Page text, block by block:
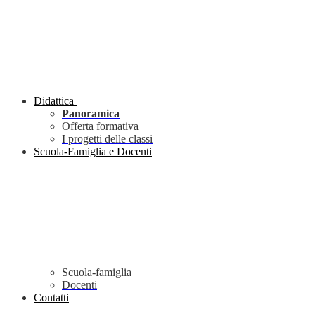
Didattica
Panoramica
Offerta formativa
I progetti delle classi
Scuola-Famiglia e Docenti
Scuola-famiglia
Docenti
Contatti